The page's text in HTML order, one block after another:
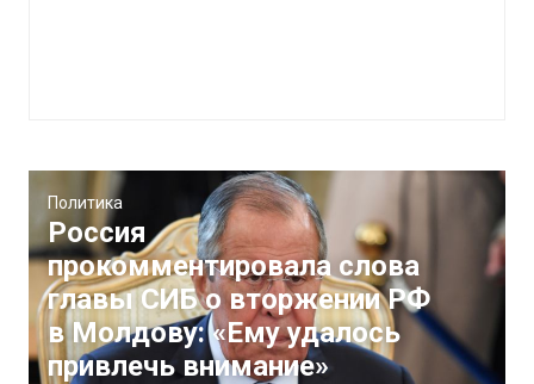
Политика
Россия
прокомментировала слова
главы СИБ о вторжении РФ
в Молдову: «Ему удалось
привлечь внимание»